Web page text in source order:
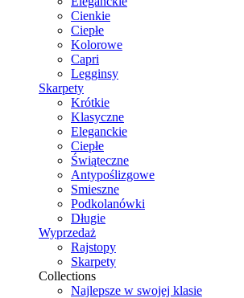
Cienkie
Ciepłe
Kolorowe
Capri
Legginsy
Skarpety
Krótkie
Klasyczne
Eleganckie
Ciepłe
Świąteczne
Antypoślizgowe
Smieszne
Podkolanówki
Długie
Wyprzedaż
Rajstopy
Skarpety
Collections
Najlepsze w swojej klasie